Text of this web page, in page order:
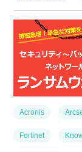
Acronis
Fortinet